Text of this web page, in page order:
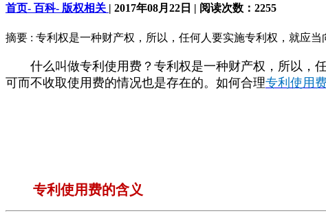
首页- 百科- 版权相关 | 2017年08月22日 | 阅读次数： 2255
摘要 : 专利权是一种财产权，所以，任何人要实施专利权，就应
什么叫做专利使用费？专利权是一种财产权，所以，任
可而不收取使用费的情况也是存在的。 如何合理专利使用
专利使用费的含义